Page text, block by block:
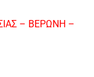
– ΒΕΡΩΝΗ –